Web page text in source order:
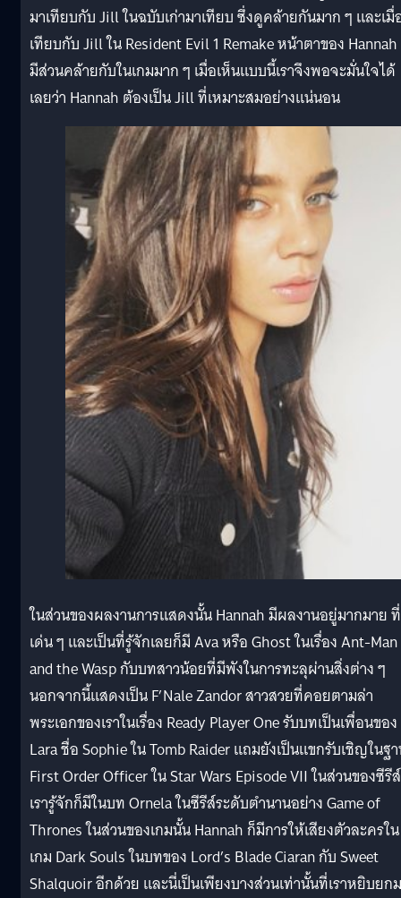
มาเทียบกับ Jill ในฉบับเก่ามาเทียบ ซึ่งดูคล้ายกันมาก ๆ และเมื่
เทียบกับ Jill ใน Resident Evil 1 Remake หน้าตาของ
มีส่วนคล้ายกับในเกมมาก ๆ เมื่อเห็นแบบนี้เราจึงพอจะมั่นใจได้
เลยว่า Hannah ต้องเป็น Jill ที่เหมาะสมอย่างแน่นอน
ในส่วนของผลงานการแสดงนั้น Hannah มีผลงานอยู่มากมาย ที่
เด่น ๆ และเป็นที่รู้จักเลยก็มี Ava หรือ Ghost ในเรื่อง Ant-Man
and the Wasp กับบทสาวน้อยที่มีพังในการทะลุผ่านสิ่งต่าง ๆ
นอกจากนี้แสดงเป็น F’Nale Zandor สาวสวยที่คอยตามล่า
พระเอกของเราในเรื่อง Ready Player One รับบทเป็นเพื่อนของ
Lara ชื่อ Sophie ใน Tomb Raider แถมยังเป็นแขกรับเชิญในฐ
First Order Officer ใน Star Wars Episode VII ในส่วนของซีรี
เรารู้จักก็มีในบท Ornela ในซีรีส์ระดับตำนานอย่าง Game of
Thrones ในส่วนของเกมนั้น Hannah ก็มีการให้เสียงตัวละครใน
เกม Dark Souls ในบทของ Lord’s Blade Ciaran กับ Sweet
Shalquoir อีกด้วย และนี่เป็นเพียงบางส่วนเท่านั้นที่เราหยิบยก